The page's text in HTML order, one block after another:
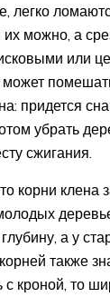
легко
можно, а
или
придется
убрать
сжигания.
корни клена
а у
также
с кроной, то